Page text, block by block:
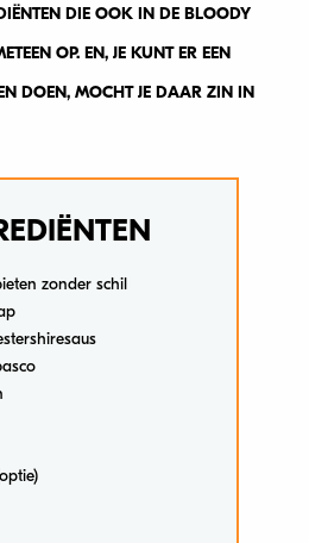
DIE OOK IN DE BLOODY
OP. EN, JE KUNT ER EEN
DOEN, MOCHT JE DAAR ZIN IN
zonder schil